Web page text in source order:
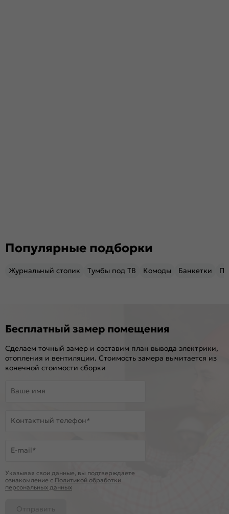
Популярные подборки
Журнальный столик Тумбы под ТВ Комоды Банкетки
Бесплатный замер помещения
Сделаем точный замер и составим план вывода электрики,
отопления и вентиляции. Стоимость замера вычитается из
конечной стоимости сборки
Ваше имя
Контактный телефон*
E-mail*
Указывая свои данные, вы подтверждаете
ознакомление c Политикой обработки
персональных данных
Отправить